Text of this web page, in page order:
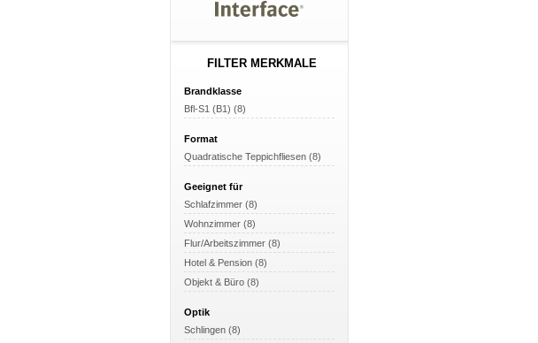
FILTER MERKMALE
Brandklasse
Bfl-S1 (B1) (8)
Format
Quadratische Teppichfliesen (8)
Geeignet für
Schlafzimmer (8)
Wohnzimmer (8)
Flur/Arbeitszimmer (8)
Hotel & Pension (8)
Objekt & Büro (8)
Optik
Schlingen (8)